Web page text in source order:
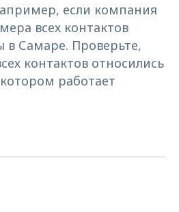
если компания
всех контактов
в Самаре. Проверьте,
контактов относились
работает